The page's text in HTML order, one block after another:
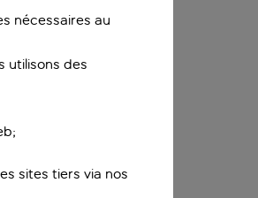
nécessaires au
utilisons des
sites tiers via nos